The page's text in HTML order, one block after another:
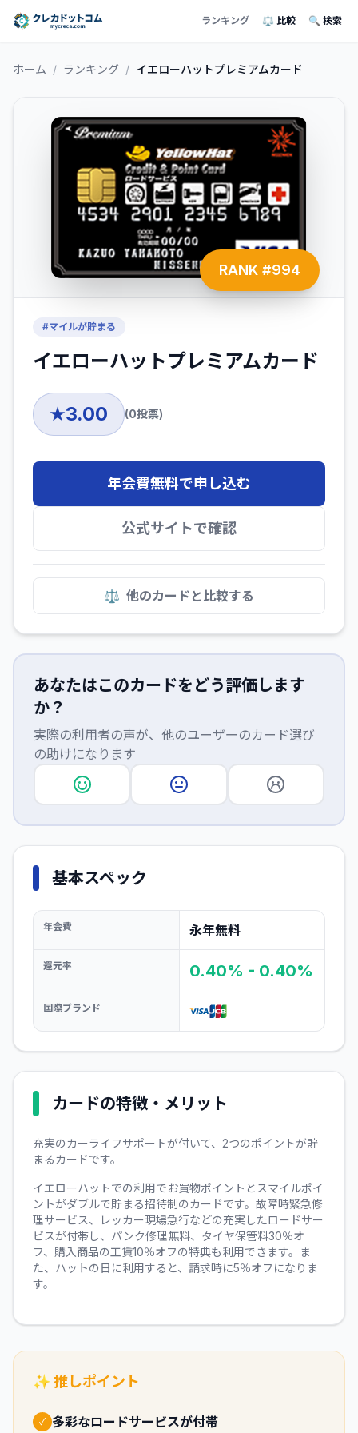
ランキング ⚖️ 比較 🔍 検索
ホーム / ランキング / イエローハットプレミアムカード
RANK #994
#マイルが貯まる
イエローハットプレミアムカード
★3.00 (0投票)
年会費無料で申し込む
公式サイトで確認
⚖️ 他のカードと比較する
あなたはこのカードをどう評価します
か？
実際の利用者の声が、他のユーザーのカード選び
の助けになります
基本スペック
年会費 永年無料
還元率 0.40% - 0.40%
国際ブランド
カードの特徴・メリット
充実のカーライフサポートが付いて、2つのポイントが貯
まるカードです。
イエローハットでの利用でお買物ポイントとスマイルポイ
ントがダブルで貯まる招待制のカードです。故障時緊急修
理サービス、レッカー現場急行などの充実したロードサー
ビスが付帯し、パンク修理無料、タイヤ保管料30％オ
フ、購入商品の工賃10％オフの特典も利用できます。ま
た、ハットの日に利用すると、請求時に5％オフになりま
す。
✨ 推しポイント
✓ 多彩なロードサービスが付帯